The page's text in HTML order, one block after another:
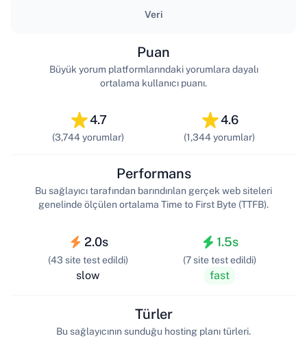
Veri
4.7
(3,744 yorumlar)
Puan
Büyük yorum platformlarındaki yorumlara dayalı
ortalama kullanıcı puanı.
4.6
(1,344 yorumlar)
2.0s
(43 site test edildi)
slow
Performans
Bu sağlayıcı tarafından barındırılan gerçek web siteleri
genelinde ölçülen ortalama Time to First Byte (TTFB).
1.5s
(7 site test edildi)
fast
Türler
Bu sağlayıcının sunduğu hosting planı türleri.